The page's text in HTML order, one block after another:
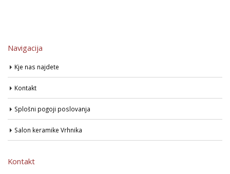
Navigacija
Kje nas najdete
Kontakt
Splošni pogoji poslovanja
Salon keramike Vrhnika
Kontakt